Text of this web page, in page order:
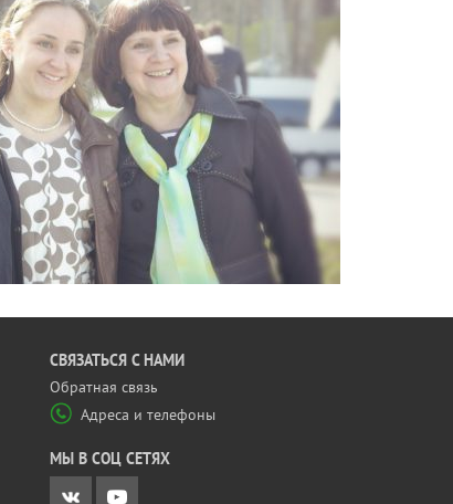
CВЯЗАТЬСЯ С НАМИ
Обратная связь
Адреса и телефоны
МЫ В СОЦ СЕТЯХ